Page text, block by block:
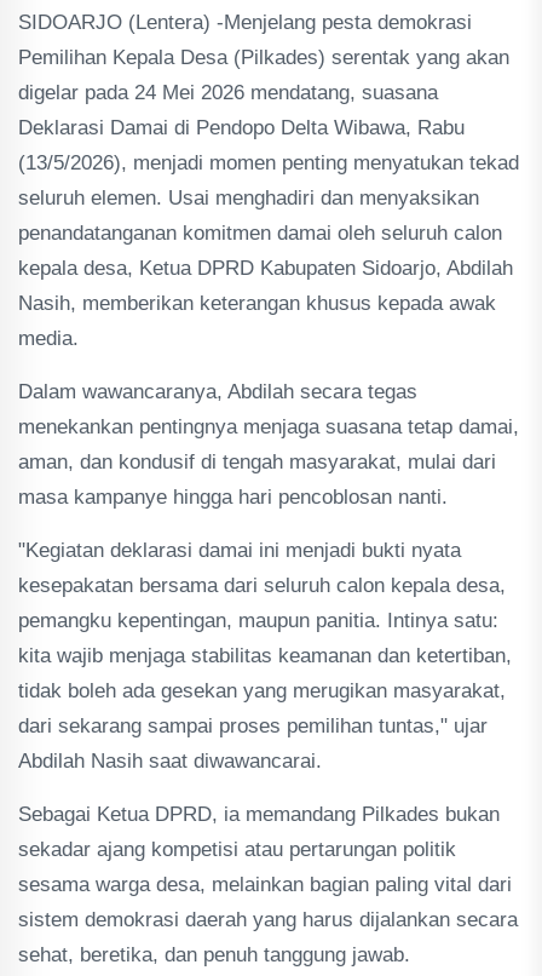
SIDOARJO (Lentera) -Menjelang pesta demokrasi
Pemilihan Kepala Desa (Pilkades) serentak yang akan
digelar pada 24 Mei 2026 mendatang, suasana
Deklarasi Damai di Pendopo Delta Wibawa, Rabu
(13/5/2026), menjadi momen penting menyatukan tekad
seluruh elemen. Usai menghadiri dan menyaksikan
penandatanganan komitmen damai oleh seluruh calon
kepala desa, Ketua DPRD Kabupaten Sidoarjo, Abdilah
Nasih, memberikan keterangan khusus kepada awak
media.
Dalam wawancaranya, Abdilah secara tegas
menekankan pentingnya menjaga suasana tetap damai,
aman, dan kondusif di tengah masyarakat, mulai dari
masa kampanye hingga hari pencoblosan nanti.
"Kegiatan deklarasi damai ini menjadi bukti nyata
kesepakatan bersama dari seluruh calon kepala desa,
pemangku kepentingan, maupun panitia. Intinya satu:
kita wajib menjaga stabilitas keamanan dan ketertiban,
tidak boleh ada gesekan yang merugikan masyarakat,
dari sekarang sampai proses pemilihan tuntas," ujar
Abdilah Nasih saat diwawancarai.
Sebagai Ketua DPRD, ia memandang Pilkades bukan
sekadar ajang kompetisi atau pertarungan politik
sesama warga desa, melainkan bagian paling vital dari
sistem demokrasi daerah yang harus dijalankan secara
sehat, beretika, dan penuh tanggung jawab.